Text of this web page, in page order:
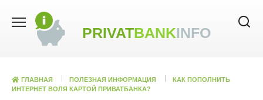
PRIVATBANKINFO
ГЛАВНАЯ ПОЛЕЗНАЯ ИНФОРМАЦИЯ
КАК ПОПОЛНИТЬ
ИНТЕРНЕТ ВОЛЯ КАРТОЙ ПРИВАТБАНКА?